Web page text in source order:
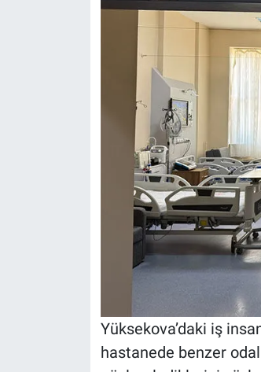
Yüksekova’daki iş
hastanede benzer